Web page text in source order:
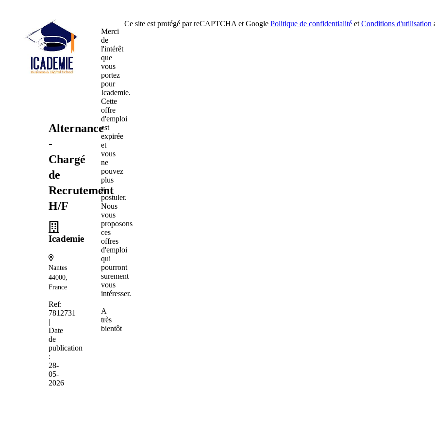
Alternance
-
Chargé
de
Recrutement
H/F
Icademie
Nantes
44000,
France
Ref:
7812731
|
Date
de
publication
:
28-
05-
2026
Merci
de
l'intérêt
que
vous
portez
pour
Icademie.
Cette
offre
d'emploi
est
expirée
et
vous
ne
pouvez
plus
y
postuler.
Nous
vous
proposons
ces
offres
d'emploi
qui
pourront
surement
vous
intéresser.
A
très
bientôt
Ce site est protégé par reCAPTCHA et Google Politique de confidentialité et Conditions d'utilisation